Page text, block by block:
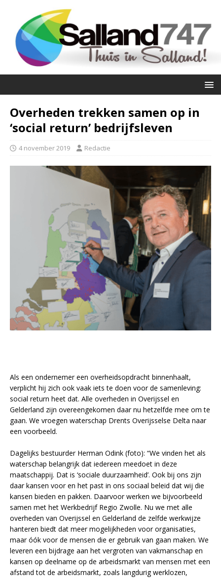
Overheden trekken samen op in
‘social return’ bedrijfsleven
4 november 2019 Redactie
Als een ondernemer een overheidsopdracht binnenhaalt,
verplicht hij zich ook vaak iets te doen voor de samenleving:
social return heet dat. Alle overheden in Overijssel en
Gelderland zijn overeengekomen daar nu hetzelfde mee om te
gaan. We vroegen waterschap Drents Overijsselse Delta naar
een voorbeeld.
Dagelijks bestuurder Herman Odink (foto): “We vinden het als
waterschap belangrijk dat iedereen meedoet in deze
maatschappij. Dat is ‘sociale duurzaamheid’. Ook bij ons zijn
daar kansen voor en het past in ons sociaal beleid dat wij die
kansen bieden en pakken. Daarvoor werken we bijvoorbeeld
samen met het Werkbedrijf Regio Zwolle. Nu we met alle
overheden van Overijssel en Gelderland de zelfde werkwijze
hanteren biedt dat meer mogelijkheden voor organisaties,
maar óók voor de mensen die er gebruik van gaan maken. We
leveren een bijdrage aan het vergroten van vakmanschap en
kansen op deelname op de arbeidsmarkt van mensen met een
afstand tot de arbeidsmarkt, zoals langdurig werklozen,